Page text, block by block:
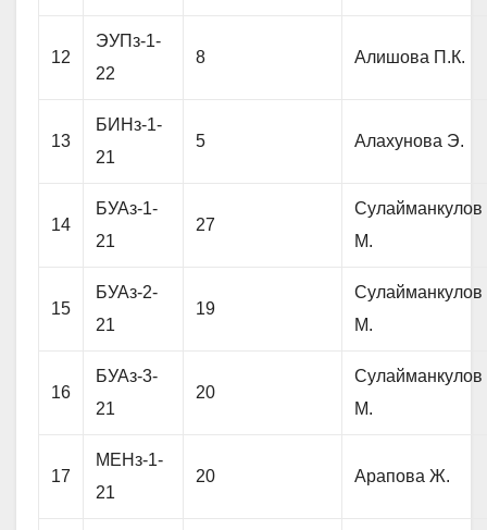
12
ЭУПз-1-
22
8 Алишова П.К.
13
БИНз-1-
21
5 Алахунова Э.
14
БУАз-1-
21
27
Сулайманкулов
М.
15
БУАз-2-
21
19
Сулайманкулов
М.
16
БУАз-3-
21
20
Сулайманкулов
М.
17
МЕНз-1-
21
20 Арапова Ж.